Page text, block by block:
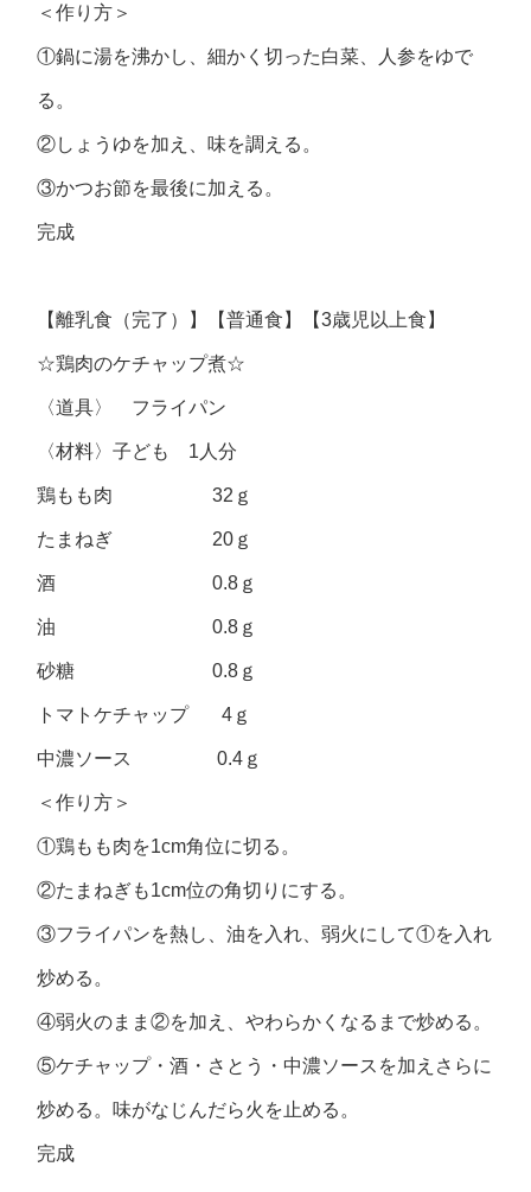
＜作り方＞
①鍋に湯を沸かし、細かく切った白菜、人参をゆで
る。
②しょうゆを加え、味を調える。
③かつお節を最後に加える。
完成
【離乳食（完了）】【普通食】【3歳児以上食】
☆鶏肉のケチャップ煮☆
〈道具〉 フライパン
〈材料〉子ども 1人分
鶏もも肉 32ｇ
たまねぎ 20ｇ
酒 0.8ｇ
油 0.8ｇ
砂糖 0.8ｇ
トマトケチャップ 4ｇ
中濃ソース 0.4ｇ
＜作り方＞
①鶏もも肉を1cm角位に切る。
②たまねぎも1cm位の角切りにする。
③フライパンを熱し、油を入れ、弱火にして①を入れ
炒める。
④弱火のまま②を加え、やわらかくなるまで炒める。
⑤ケチャップ・酒・さとう・中濃ソースを加えさらに
炒める。味がなじんだら火を止める。
完成